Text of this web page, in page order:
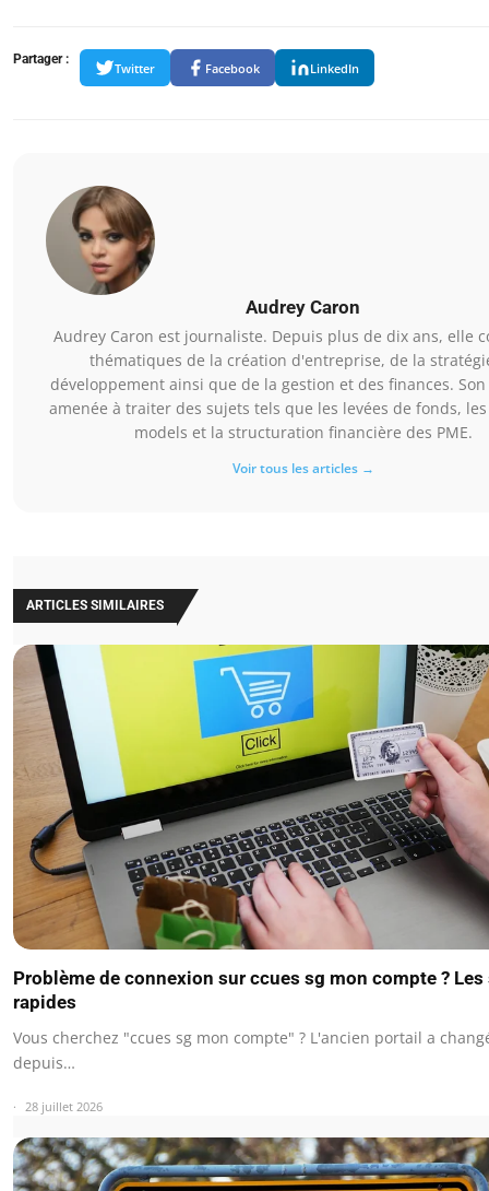
Partager :
Twitter Facebook LinkedIn
Audrey Caron
Audrey Caron est journaliste. Depuis plus de dix ans, elle
thématiques de la création d'entreprise, de la
développement ainsi que de la gestion et des finances.
amenée à traiter des sujets tels que les levées de fonds,
models et la structuration financière des PME.
Voir tous les articles →
ARTICLES SIMILAIRES
Problème de connexion sur ccues sg mon compte ?
rapides
Vous cherchez "ccues sg mon compte" ? L'ancien portail a
depuis…
28 juillet 2026